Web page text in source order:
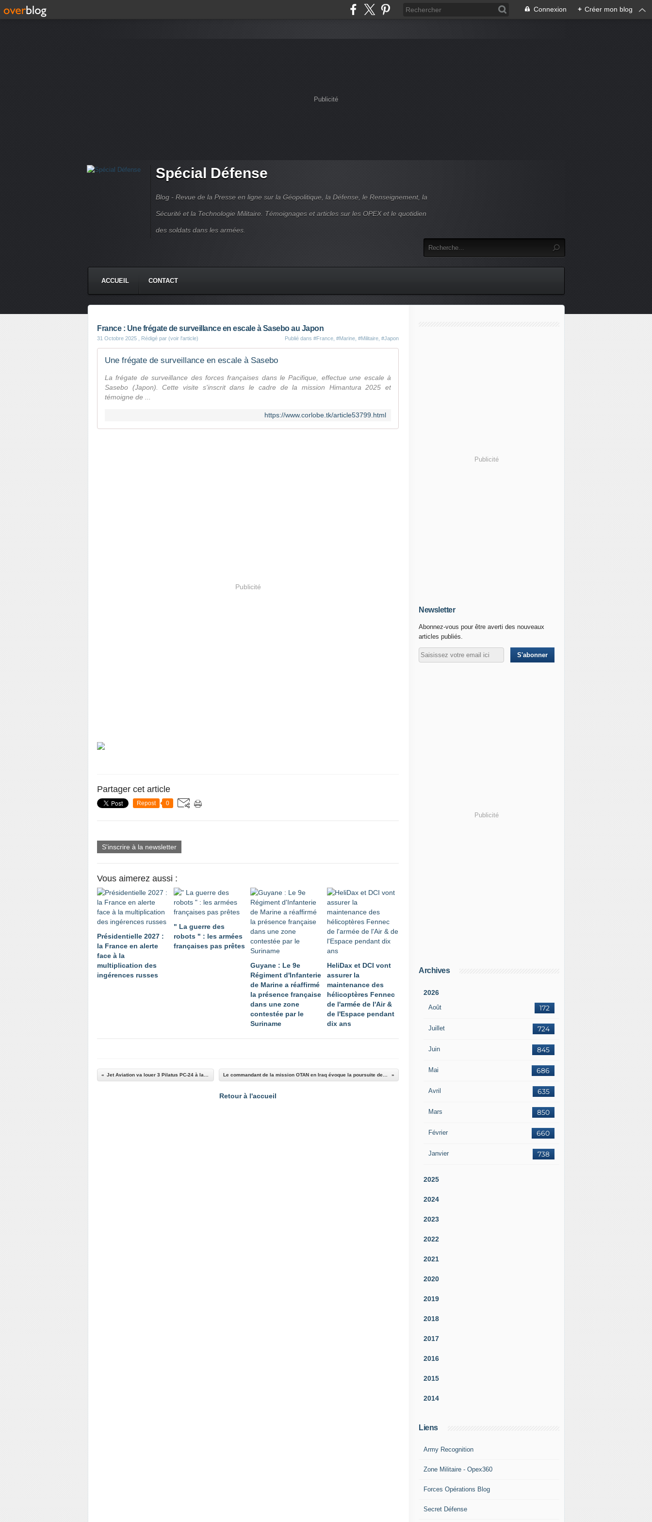
Connexion + Créer mon blog
Publicité
Spécial Défense
Blog - Revue de la Presse en ligne sur la Géopolitique, la Défense, le Renseignement, la
Sécurité et la Technologie Militaire. Témoignages et articles sur les OPEX et le quotidien
des soldats dans les armées.
ACCUEIL CONTACT
France : Une frégate de surveillance en escale à Sasebo au Japon
31 Octobre 2025 , Rédigé par (voir l'article) Publié dans #France #Marine #Militaire #Japon
Une frégate de surveillance en escale à Sasebo
La frégate de surveillance des forces françaises dans le Pacifique, effectue une escale à
Sasebo (Japon). Cette visite s'inscrit dans le cadre de la mission Himantura 2025 et
témoigne de ...
https://www.corlobe.tk/article53799.html
Publicité
Partager cet article
Repost 0
S'inscrire à la newsletter
Vous aimerez aussi :
Présidentielle 2027 :
la France en alerte
face à la
multiplication des
ingérences russes
" La guerre des
robots " : les armées
françaises pas prêtes
Guyane : Le 9e
Régiment d'Infanterie
de Marine a réaffirmé
la présence française
dans une zone
contestée par le
Suriname
HeliDax et DCI vont
assurer la
maintenance des
hélicoptères Fennec
de l'armée de l'Air &
de l'Espace pendant
dix ans
Retour à l'accueil
Publicité
Newsletter
Abonnez-vous pour être averti des nouveaux
articles publiés.
Publicité
Archives
2026
Août 172
Juillet 724
Juin 845
Mai 686
Avril 635
Mars 850
Février 660
Janvier 738
2025
2024
2023
2022
2021
2020
2019
2018
2017
2016
2015
2014
Liens
Army Recognition
Zone Militaire - Opex360
Forces Opérations Blog
Secret Défense